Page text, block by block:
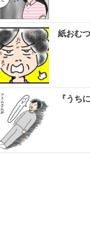
紙おむ
『うち